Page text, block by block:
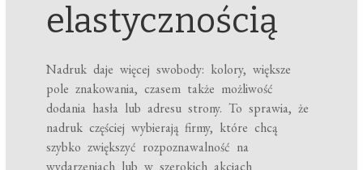
elastycznością
Nadruk daje więcej swobody: kolory, większe
pole znakowania, czasem także możliwość
dodania hasła lub adresu strony. To sprawia, że
nadruk częściej wybierają firmy, które chcą
szybko zwiększyć rozpoznawalność na
wydarzeniach lub w szerokich akcjach